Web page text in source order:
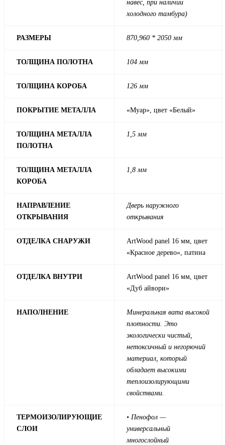
навес, при наличии
холодного тамбура)
РАЗМЕРЫ 870,960 * 2050 мм
ТОЛЩИНА ПОЛОТНА 104 мм
ТОЛЩИНА КОРОБА 126 мм
ПОКРЫТИЕ МЕТАЛЛА «Муар», цвет «Белый»
ТОЛЩИНА МЕТАЛЛА
ПОЛОТНА
1,5 мм
ТОЛЩИНА МЕТАЛЛА
КОРОБА
1,8 мм
НАПРАВЛЕНИЕ
ОТКРЫВАНИЯ
Дверь наружного
открывания
ОТДЕЛКА СНАРУЖИ
ArtWood panel 16 мм, цвет
«Красное дерево», патина
ОТДЕЛКА ВНУТРИ
ArtWood panel 16 мм, цвет
«Дуб айвори»
НАПОЛНЕНИЕ
Минеральная вата высокой
плотности. Это
экологически чистый,
нетоксичный и негорючий
материал, который
обладает высокими
теплоизолирующими
свойствами.
ТЕРМОИЗОЛИРУЮЩИЕ
СЛОИ
• Пенофол —
универсальный
многослойный